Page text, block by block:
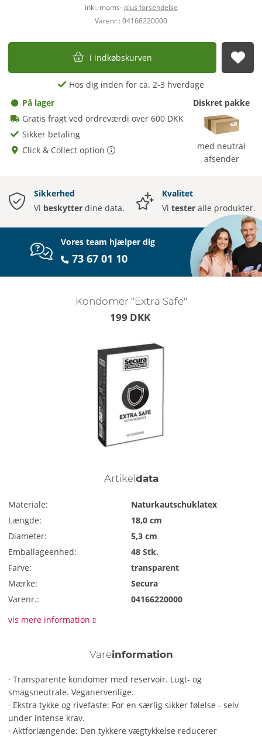
inkl. moms- plus forsendelse
Varenr.: 04166220000
i indkøbskurven
Hos dig inden for ca. 2-3 hverdage
På lager
Gratis fragt ved ordreværdi over 600 DKK
Sikker betaling
Click & Collect option
Diskret pakke
med neutral
afsender
Sikkerhed
Vi beskytter dine data.
Kvalitet
Vi tester alle produkter.
Vores team hjælper dig
73 67 01 10
Kondomer "Extra Safe"
199 DKK
Artikel data
Materiale:
Naturkautschuklatex
Længde:
18,0 cm
Diameter:
5,3 cm
Emballageenhed:
48 Stk.
Farve:
transparent
Mærke:
Secura
Varenr.:
04166220000
vis mere information
Vareinformation
· Transparente kondomer med reservoir. Lugt- og
smagsneutrale. Veganervenlige.
· Ekstra tykke og rivefaste: For en særlig sikker følelse - selv
under intense krav.
· Aktforlængende: Den tykkere vægtykkelse reducerer